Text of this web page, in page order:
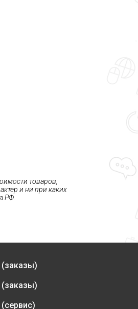
товаров,
и ни при каких
РФ.
(заказы)
(заказы)